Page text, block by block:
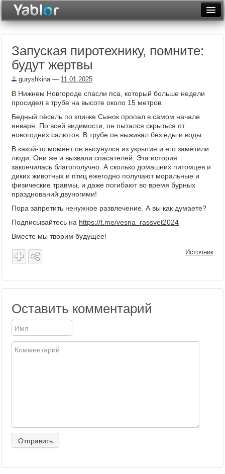
Неделя
Фототоп
Видеотоп
Запуская пиротехнику, помните:
будут жертвы
guryshkina— 11.01.2025
В Нижнем Новгороде спасли пса, который больше недели
просидел в трубе на высоте около 15 метров.
Бедный пёсель по кличке Сынок пропал в самом начале
января. По всей видимости, он пытался скрыться от
новогодних салютов. В трубе он выживал без еды и воды.
В какой-то момент он высунулся из укрытия и его заметили
люди. Они же и вызвали спасателей. Эта история
закончилась благополучно. А сколько домашних питомцев и
диких животных и птиц ежегодно получают моральные и
физические травмы, и даже погибают во время бурных
празднований двуногими!
Пора запретить ненужное развлечение. А вы как думаете?
Подписывайтесь на https://t.me/vesna_rassvet2024
Вместе мы творим будущее!
Источник
Оставить комментарий